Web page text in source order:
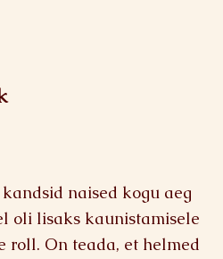
naised kogu aeg
oli lisaks kaunistamisele
roll. On teada, et helmed